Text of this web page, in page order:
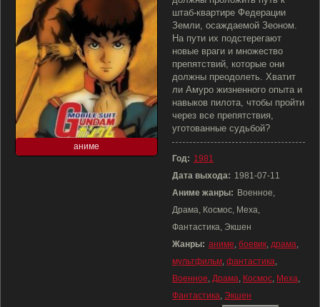
аниме
штаб-квартире Федерации
Земли, осаждаемой Зеоном.
На пути их подстерегают
новые враги и множество
препятствий, которые они
должны преодолеть. Хватит
ли Амуро жизненного опыта и
навыков пилота, чтобы пройти
через все препятствия,
уготованные судьбой?
Год: 1981
Дата выхода: 1981-07-11
Аниме жанры: Военное,
Драма, Космос, Меха,
Фантастика, Экшен
Жанры: аниме, боевик, драма,
мультфильм, фантастика,
Военное, Драма, Космос, Меха,
Фантастика, Экшен